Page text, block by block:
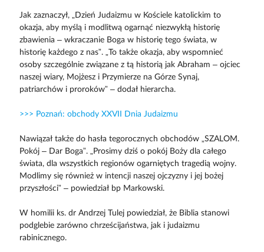
Jak zaznaczył, „Dzień Judaizmu w Kościele katolickim to
okazja, aby myślą i modlitwą ogarnąć niezwykłą historię
zbawienia – wkraczanie Boga w historię tego świata, w
historię każdego z nas”. „To także okazja, aby wspomnieć
osoby szczególnie związane z tą historią jak Abraham – ojciec
naszej wiary, Mojżesz i Przymierze na Górze Synaj,
patriarchów i proroków” – dodał hierarcha.
>>> Poznań: obchody XXVII Dnia Judaizmu
Nawiązał także do hasła tegorocznych obchodów „SZALOM.
Pokój – Dar Boga”. „Prosimy dziś o pokój Boży dla całego
świata, dla wszystkich regionów ogarniętych tragedią wojny.
Modlimy się również w intencji naszej ojczyzny i jej bożej
przyszłości” – powiedział bp Markowski.
W homilii ks. dr Andrzej Tulej powiedział, że Biblia stanowi
podglebie zarówno chrześcijaństwa, jak i judaizmu
rabinicznego.